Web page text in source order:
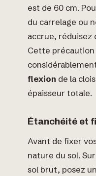
est de 60 cm.
du carrelage ou
accrue, réduisez
Cette
flexion de la
épaisseur totale.
Étanchéité et
Avant de fixer
nature du sol.
sol brut, posez